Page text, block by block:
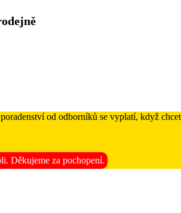
od odborníků se vyplatí, když
Děkujeme za pochopení.